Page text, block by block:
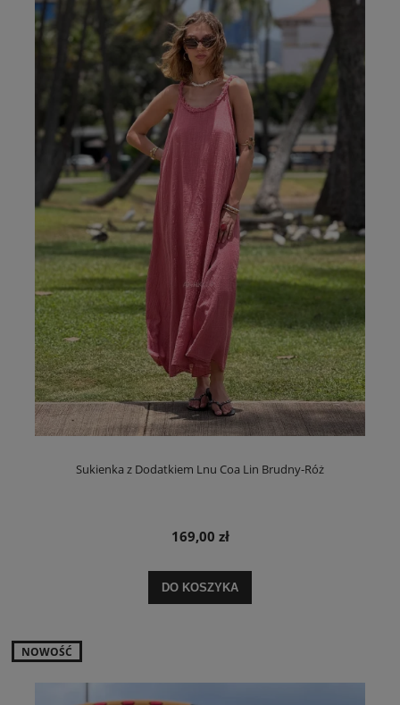
Sukienka z Dodatkiem Lnu Coa Lin Brudny-Róż
169,00 zł
DO KOSZYKA
NOWOŚĆ